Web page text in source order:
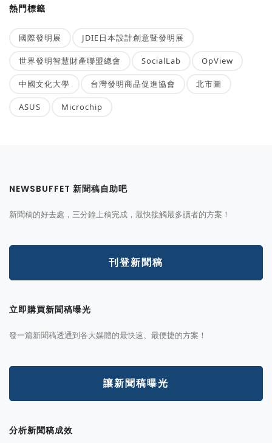
熱門標籤
國際發明展 JDIE日本設計創意暨發明展
世界發明智慧財產聯盟總會 SocialLab OpView
中國文化大學 台灣發明商品促進協會 北市圖
ASUS Microchip
NEWSBUFFET 新聞稿自助吧
新聞稿的好去處，三分鐘上稿完成，最快接觸最多讀者的方案！
刊登新聞稿
立即購買新聞稿曝光
發一篇新聞稿透通到各大媒體的最快速、最便捷的方案！
讓新聞稿曝光
分析新聞稿成效